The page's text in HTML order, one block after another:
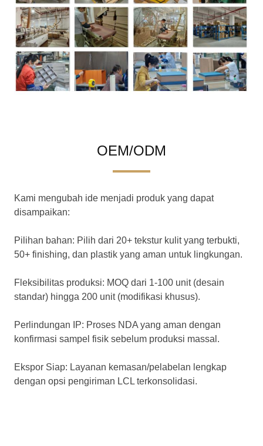
OEM/ODM
Kami mengubah ide menjadi produk yang dapat
disampaikan:
Pilihan bahan: Pilih dari 20+ tekstur kulit yang terbukti,
50+ finishing, dan plastik yang aman untuk lingkungan.
Fleksibilitas produksi: MOQ dari 1-100 unit (desain
standar) hingga 200 unit (modifikasi khusus).
Perlindungan IP: Proses NDA yang aman dengan
konfirmasi sampel fisik sebelum produksi massal.
Ekspor Siap: Layanan kemasan/pelabelan lengkap
dengan opsi pengiriman LCL terkonsolidasi.